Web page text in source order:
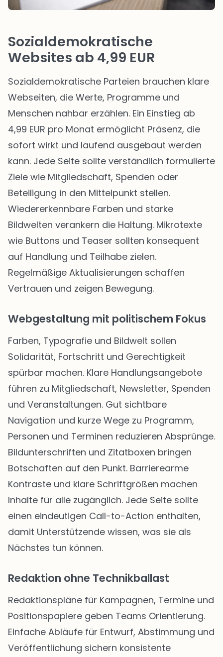
Sozialdemokratische
Websites ab 4,99 EUR
Sozialdemokratische Parteien brauchen klare
Webseiten, die Werte, Programme und
Menschen nahbar erzählen. Ein Einstieg ab
4,99 EUR pro Monat ermöglicht Präsenz, die
sofort wirkt und laufend ausgebaut werden
kann. Jede Seite sollte verständlich formulierte
Ziele wie Mitgliedschaft, Spenden oder
Beteiligung in den Mittelpunkt stellen.
Wiedererkennbare Farben und starke
Bildwelten verankern die Haltung. Mikrotexte
wie Buttons und Teaser sollten konsequent
auf Handlung und Teilhabe zielen.
Regelmäßige Aktualisierungen schaffen
Vertrauen und zeigen Bewegung.
Webgestaltung mit politischem Fokus
Farben, Typografie und Bildwelt sollen
Solidarität, Fortschritt und Gerechtigkeit
spürbar machen. Klare Handlungsangebote
führen zu Mitgliedschaft, Newsletter, Spenden
und Veranstaltungen. Gut sichtbare
Navigation und kurze Wege zu Programm,
Personen und Terminen reduzieren Absprünge.
Bildunterschriften und Zitatboxen bringen
Botschaften auf den Punkt. Barrierearme
Kontraste und klare Schriftgrößen machen
Inhalte für alle zugänglich. Jede Seite sollte
einen eindeutigen Call-to-Action enthalten,
damit Unterstützende wissen, was sie als
Nächstes tun können.
Redaktion ohne Technikballast
Redaktionspläne für Kampagnen, Termine und
Positionspapiere geben Teams Orientierung.
Einfache Abläufe für Entwurf, Abstimmung und
Veröffentlichung sichern konsistente